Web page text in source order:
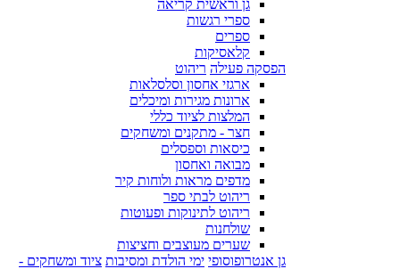
גן וראשית קריאה
ספרי רגשות
ספרים
קלאסיקות
הפסקה פעילה ריהוט
ארגזי אחסון וסלסלאות
ארונות מגירות ומיכלים
המלצות לציוד כללי
חצר - מתקנים ומשחקים
כיסאות וספסלים
מבואה ואחסון
מדפים מראות ולוחות קיר
ריהוט לבתי ספר
ריהוט לתינוקות ופעוטות
שולחנות
שערים מעוצבים וחציצות
גן אנטרופוסופי ימי הולדת ומסיבות ציוד ומשחקים -